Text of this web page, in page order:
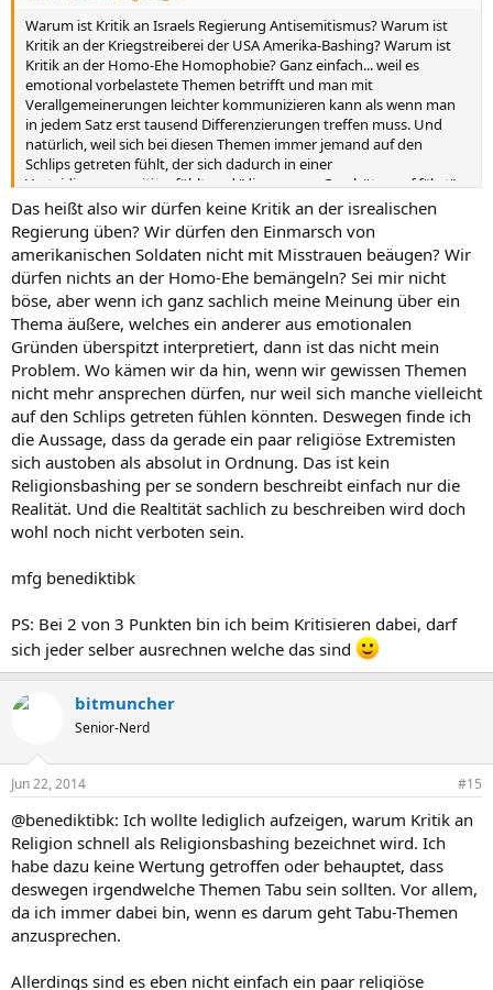
Warum ist Kritik an Israels Regierung Antisemitismus? Warum ist
Kritik an der Kriegstreiberei der USA Amerika-Bashing? Warum ist
Kritik an der Homo-Ehe Homophobie? Ganz einfach... weil es
emotional vorbelastete Themen betrifft und man mit
Verallgemeinerungen leichter kommunizieren kann als wenn man
in jedem Satz erst tausend Differenzierungen treffen muss. Und
natürlich, weil sich bei diesen Themen immer jemand auf den
Schlips getreten fühlt, der sich dadurch in einer
Verteidigungsposition fühlt und "die grossen Geschütze auf fährt".
Das heißt also wir dürfen keine Kritik an der isrealischen
Regierung üben? Wir dürfen den Einmarsch von
amerikanischen Soldaten nicht mit Misstrauen beäugen? Wir
dürfen nichts an der Homo-Ehe bemängeln? Sei mir nicht
böse, aber wenn ich ganz sachlich meine Meinung über ein
Thema äußere, welches ein anderer aus emotionalen
Gründen überspitzt interpretiert, dann ist das nicht mein
Problem. Wo kämen wir da hin, wenn wir gewissen Themen
nicht mehr ansprechen dürfen, nur weil sich manche vielleicht
auf den Schlips getreten fühlen könnten. Deswegen finde ich
die Aussage, dass da gerade ein paar religiöse Extremisten
sich austoben als absolut in Ordnung. Das ist kein
Religionsbashing per se sondern beschreibt einfach nur die
Realität. Und die Realtität sachlich zu beschreiben wird doch
wohl noch nicht verboten sein.
mfg benediktibk
PS: Bei 2 von 3 Punkten bin ich beim Kritisieren dabei, darf
sich jeder selber ausrechnen welche das sind
bitmuncher
Senior-Nerd
Jun 22, 2014 #15
@benediktibk: Ich wollte lediglich aufzeigen, warum Kritik an
Religion schnell als Religionsbashing bezeichnet wird. Ich
habe dazu keine Wertung getroffen oder behauptet, dass
deswegen irgendwelche Themen Tabu sein sollten. Vor allem,
da ich immer dabei bin, wenn es darum geht Tabu-Themen
anzusprechen.
Allerdings sind es eben nicht einfach ein paar religiöse